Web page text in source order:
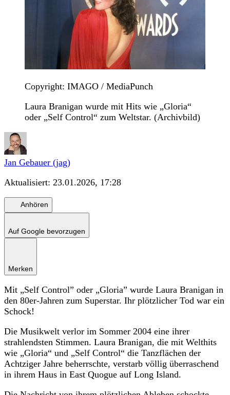
Copyright: IMAGO / MediaPunch
Laura Branigan wurde mit Hits wie „Gloria“
oder „Self Control“ zum Weltstar. (Archivbild)
Jan Gebauer (jag)
Aktualisiert: 23.01.2026, 17:28
Anhören
Auf Google bevorzugen
Merken
Mit „Self Control” oder „Gloria” wurde Laura Branigan in
den 80er-Jahren zum Superstar. Ihr plötzlicher Tod war ein
Schock!
Die Musikwelt verlor im Sommer 2004 eine ihrer
strahlendsten Stimmen. Laura Branigan, die mit Welthits
wie „Gloria“ und „Self Control“ die Tanzflächen der
Achtziger Jahre beherrschte, verstarb völlig überraschend
in ihrem Haus in East Quogue auf Long Island.